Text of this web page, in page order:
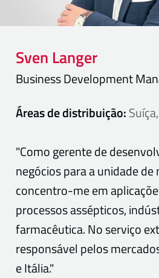
Sven Langer
Business Development
Áreas de distribuição:
"Como gerente de
negócios para a unidade de
concentro-me em
processos assépticos,
farmacêutica. No serviço
responsável pelos
e Itália."